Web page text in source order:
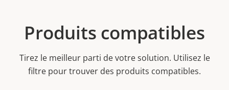
Produits compatibles
Tirez le meilleur parti de votre solution. Utilisez le
filtre pour trouver des produits compatibles.